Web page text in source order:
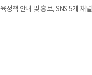
정책 안내 및 홍보, SNS 5개 채널